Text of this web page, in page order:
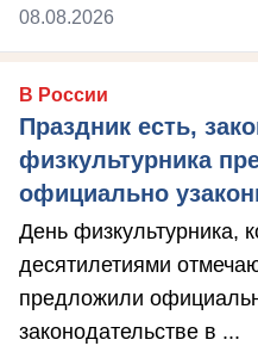
08.08.2026
В России
Праздник есть,
физкультурника
официально
День физкультурника,
десятилетиями
предложили
законодательстве в ...